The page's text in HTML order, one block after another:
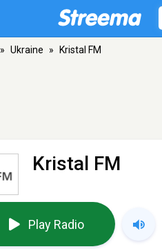
» Ukraine » Kristal FM
Kristal FM
Play Radio